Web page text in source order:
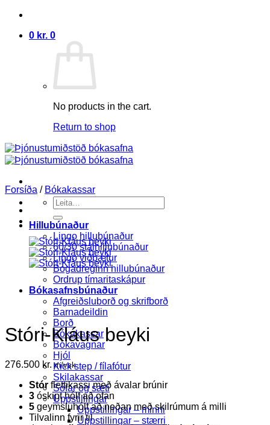
Skip
content
0 kr. 0
No products in the cart.
Return to shop
Search
for:
Hillubúnaður
Lingo hillubúnaður
60/30 stálhillubúnaður
Lingo viðbætur
Bogadreginn hillubúnaður
Ordrup tímaritaskápur
Bókasafnsbúnaður
Afgreiðsluborð og skrifborð
Barnadeildin
Borð
Bókakassar
Bókavagnar
Hjól
Kick step / fílafótur
Skilakassar
Sófar og sæti
Uppstillingar
Uppstillingar – minni
Uppstillingar – stærri
Forsíða / Bókakassar
Stóri-Kláus beyki
276.500 kr. m/vsk
Stór flettikassi með ávalar brúnir
3 óskipt hólf að ofan
5 geymsluhólf að neðan með skilrúmum á milli
Tilvalinn fyrir til